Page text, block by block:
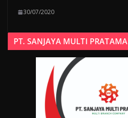
30/07/2020
PT. SANJAYA MULTI PRATAMA